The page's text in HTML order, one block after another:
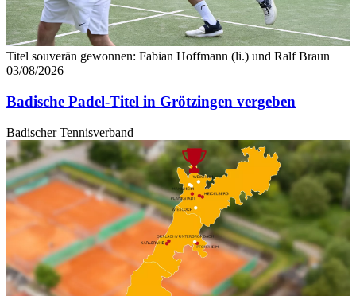
Titel souverän gewonnen: Fabian Hoffmann (li.) und Ralf Braun
03/08/2026
Badische Padel-Titel in Grötzingen vergeben
Badischer Tennisverband